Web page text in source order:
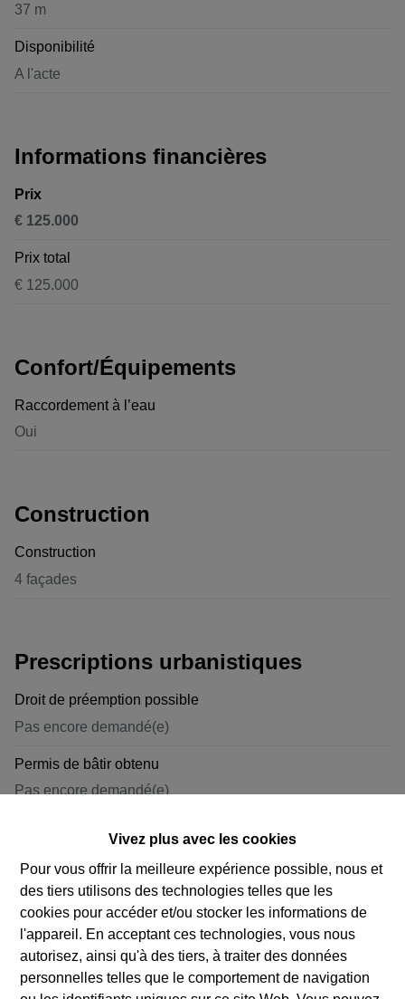
Vivez plus avec les cookies
Pour vous offrir la meilleure expérience possible, nous et
des tiers utilisons des technologies telles que les
cookies pour accéder et/ou stocker les informations de
l'appareil. En acceptant ces technologies, vous nous
autorisez, ainsi qu'à des tiers, à traiter des données
personnelles telles que le comportement de navigation
37 m
Disponibilité
A l'acte
Informations financières
Prix
€ 125.000
Prix total
€ 125.000
Confort/Équipements
Raccordement à l’eau
Oui
Construction
Construction
4 façades
Prescriptions urbanistiques
Droit de préemption possible
Pas encore demandé(e)
Permis de bâtir obtenu
Pas encore demandé(e)
Autorisation de lotissement
Pas encore demandé(e)
Affectation
Pas encore demandée